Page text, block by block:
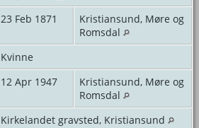
23 Feb 1871
Kristiansund, Møre og
Romsdal
Kvinne
12 Apr 1947
Kristiansund, Møre og
Romsdal
Kirkelandet gravsted, Kristiansund